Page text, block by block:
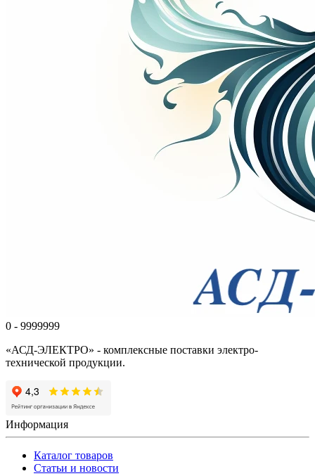
0 - 9999999
«АСД-ЭЛЕКТРО» - комплексные поставки электро-
технической продукции.
Информация
Каталог товаров
Статьи и новости